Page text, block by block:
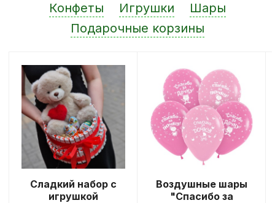
Конфеты Игрушки
Шары
Подарочные корзины
Сладкий набор с
игрушкой
Воздушные шары
"Спасибо за